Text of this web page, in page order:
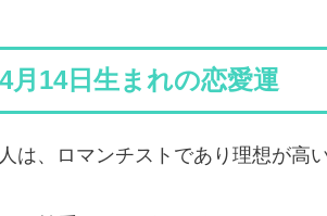
月14日生まれの恋愛運
は、ロマンチストであり理想が高